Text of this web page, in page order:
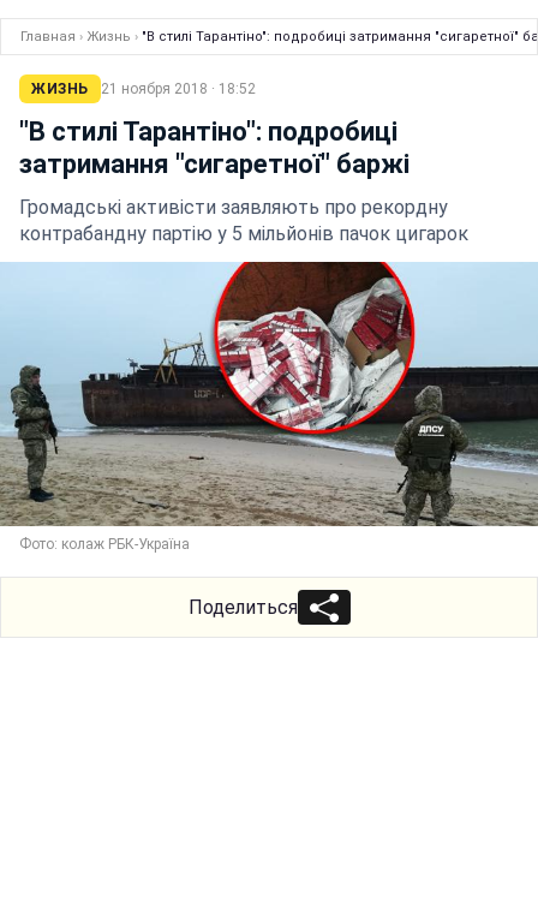
Главная › Жизнь › "В стилі Тарантіно": подробиці затримання "сигаретної"
ЖИЗНЬ 21 ноября 2018 · 18:52
"В стилі Тарантіно": подробиці
затримання "сигаретної" баржі
Громадські активісти заявляють про рекордну
контрабандну партію у 5 мільйонів пачок цигарок
Фото: колаж РБК-Україна
Поделиться